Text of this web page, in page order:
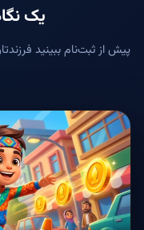
یک
پیش از ثبت‌نام ببینید